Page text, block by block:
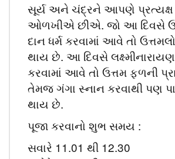
સૂર્ય અને ચંદ્રને આપણે પ્રત્યક્ષ
ઓળખીએ છીએ. જો આ દિવસે
દાન ધર્મ કરવામાં આવે તો
થાય છે. આ દિવસે
કરવામાં આવે તો ઉત્તમ ફળની
તેમજ ગંગા સ્નાન કરવાથી પણ
થાય છે.
પૂજા કરવાનો શુભ સમય :
સવારે 11.01 થી 12.30